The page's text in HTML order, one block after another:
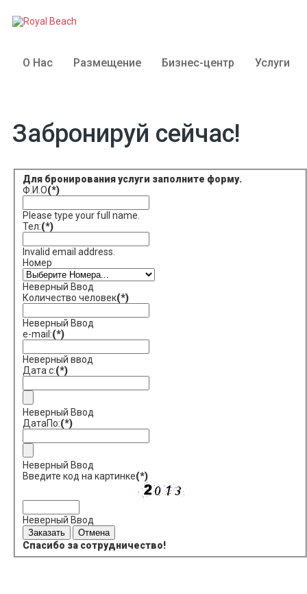
О Нас Размещение Бизнес-центр Услуги
Забронируй сейчас!
Для бронирования услуги заполните форму.
Ф.И.О(*)
Please type your full name.
Тел:(*)
Invalid email address.
Номер
Неверный Ввод
Количество человек(*)
Неверный Ввод
e-mail:(*)
Неверный ввод
Дата с:(*)
Неверный Ввод
ДатаПо:(*)
Неверный Ввод
Введите код на картинке(*)
Неверный Ввод
Спасибо за сотрудничество!